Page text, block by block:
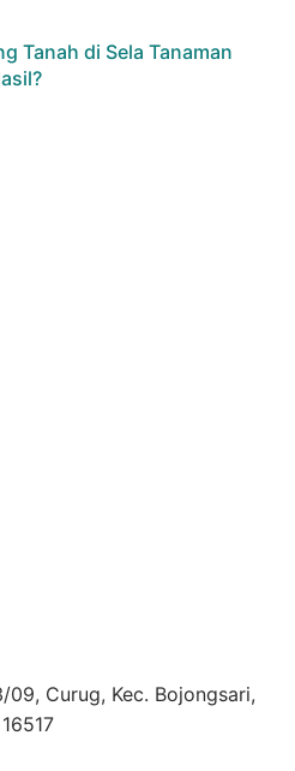
Tanah di Sela Tanaman
Curug, Kec. Bojongsari,